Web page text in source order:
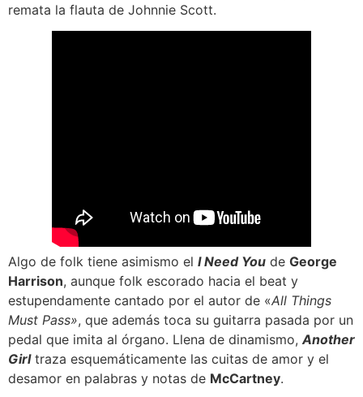
remata la flauta de Johnnie Scott.
Algo de folk tiene asimismo el I Need You de George
Harrison, aunque folk escorado hacia el beat y
estupendamente cantado por el autor de «All Things
Must Pass», que además toca su guitarra pasada por un
pedal que imita al órgano. Llena de dinamismo, Another
Girltraza esquemáticamente las cuitas de amor y el
desamor en palabras y notas de McCartney.